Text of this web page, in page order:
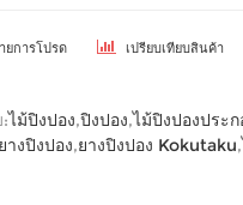
ยการโปรด เปรียบเทียบสินค้า
:ไม้ปิงปอง,ปิงปอง,ไม้ปิงปองประก
ยางปิงปอง,ยางปิงปอง Kokutaku,